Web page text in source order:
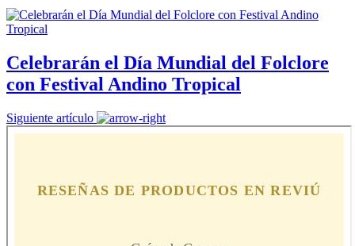
Celebrarán el Día Mundial del Folclore
con Festival Andino Tropical
Siguiente artículo